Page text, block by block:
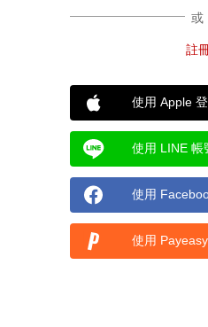
或
使用 Apple 登
使用 LINE 帳
使用
使用